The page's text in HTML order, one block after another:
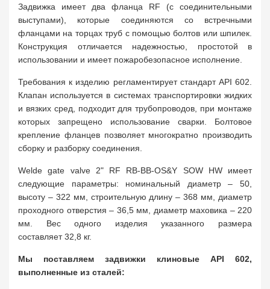
Задвижка имеет два фланца RF (с соединительными
выступами), которые соединяются со встречными
фланцами на торцах труб с помощью болтов или шпилек.
Конструкция отличается надежностью, простотой в
использовании и имеет пожаробезопасное исполнение.
Требования к изделию регламентирует стандарт API 602.
Клапан используется в системах транспортировки жидких
и вязких сред, подходит для трубопроводов, при монтаже
которых запрещено использование сварки. Болтовое
крепление фланцев позволяет многократно производить
сборку и разборку соединения.
Welde gate valve 2" RF RB-BB-OS&Y SOW HW имеет
следующие параметры: номинальный диаметр – 50,
высоту – 322 мм, строительную длину – 368 мм, диаметр
проходного отверстия – 36,5 мм, диаметр маховика – 220
мм. Вес одного изделия указанного размера
составляет 32,8 кг.
Мы поставляем задвижки клиновые API 602,
выполненные из сталей: